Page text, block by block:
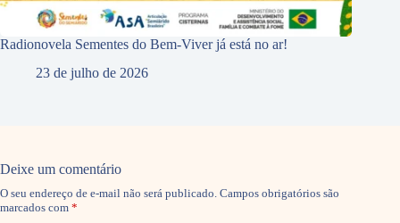
Radionovela Sementes do Bem-Viver já está no ar!
23 de julho de 2026
Deixe um comentário
O seu endereço de e-mail não será publicado. Campos obrigatórios são
marcados com *